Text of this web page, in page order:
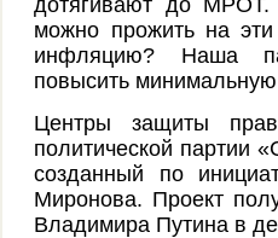
дотягивают до
можно прожить на
инфляцию? Наша
повысить
Центры защиты
политической партии
созданный по
Миронова. Проект
Владимира Путина в